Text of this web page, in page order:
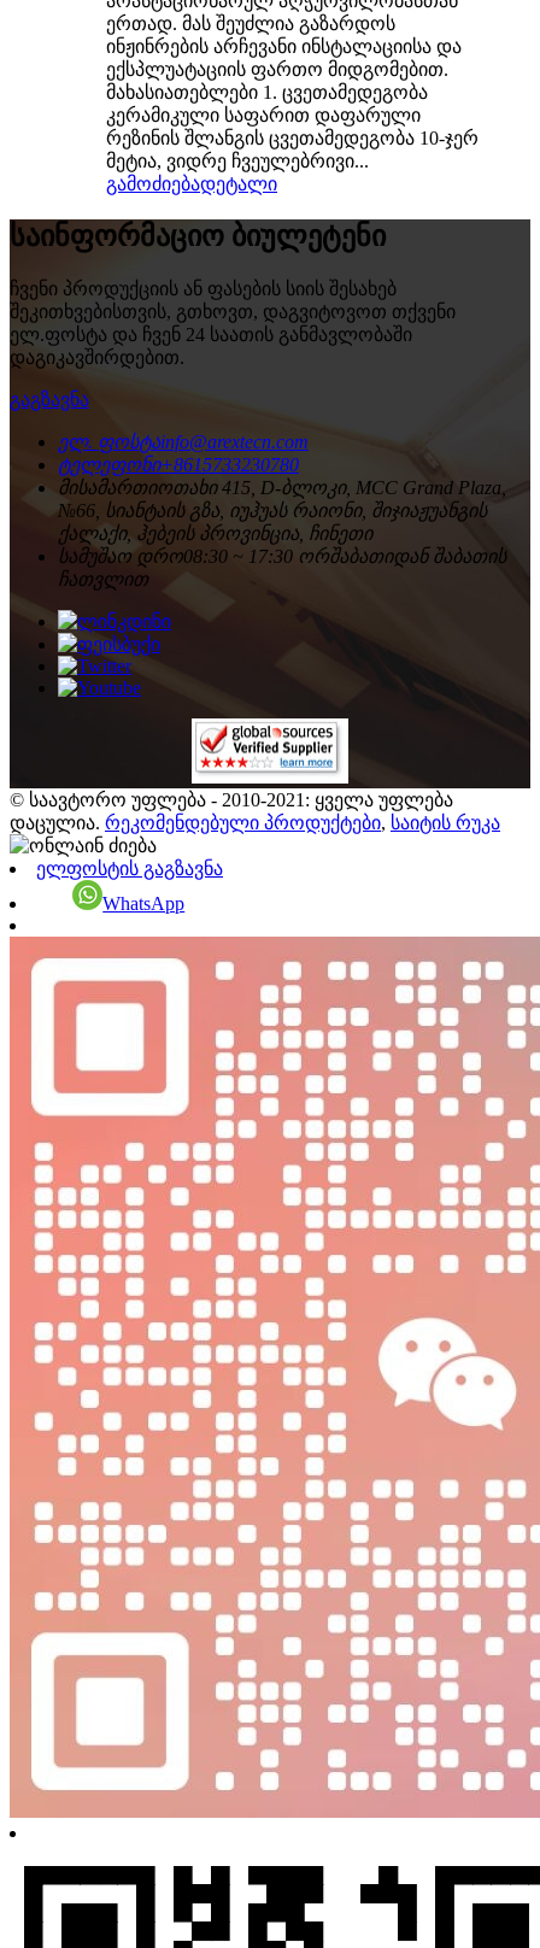
ერთად. მას შეუძლია გაზარდოს
ინჟინრების არჩევანი ინსტალაციისა და
ექსპლუატაციის ფართო მიდგომებით.
მახასიათებლები 1. ცვეთამედეგობა
კერამიკული საფარით დაფარული
რეზინის შლანგის ცვეთამედეგობა 10-ჯერ
მეტია, ვიდრე ჩვეულებრივი...
გამოძიებადეტალი
საინფორმაციო ბიულეტენი
ჩვენი პროდუქციის ან ფასების სიის შესახებ
შეკითხვებისთვის, გთხოვთ, დაგვიტოვოთ თქვენი
ელ.ფოსტა და ჩვენ 24 საათის განმავლობაში
დაგიკავშირდებით.
გაგზავნა
ელ. ფოსტაinfo@arextecn.com
ტელეფონი+8615733230780
მისამართიოთახი 415, D-ბლოკი, MCC Grand Plaza,
№66, სიანტაის გზა, იუჰუას რაიონი, შიჯიაჟუანგის
ქალაქი, ჰებეის პროვინცია, ჩინეთი
სამუშაო დრო08:30 ~ 17:30 ორშაბათიდან შაბათის
ჩათვლით
© საავტორო უფლება - 2010-2021: ყველა უფლება
დაცულია. რეკომენდებული პროდუქტები, საიტის რუკა
ელფოსტის გაგზავნა
WhatsApp